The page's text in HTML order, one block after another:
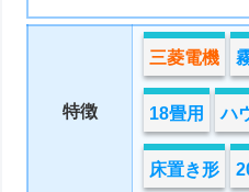
特徴
三菱電機
18畳用 ハ
床置き形